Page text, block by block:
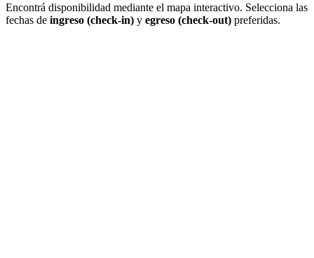
Encontrá disponibilidad mediante el mapa interactivo. Selecciona las
fechas de ingreso (check-in) y egreso (check-out) preferidas.